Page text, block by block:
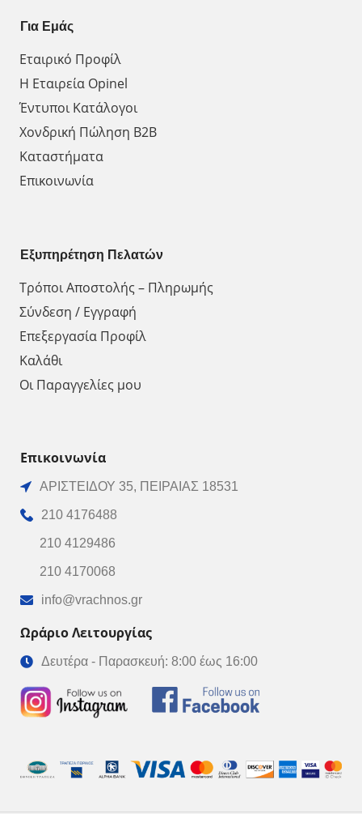
Για Εμάς
Εταιρικό Προφίλ
Η Εταιρεία Opinel
Έντυποι Κατάλογοι
Χονδρική Πώληση Β2Β
Καταστήματα
Επικοινωνία
Εξυπηρέτηση Πελατών
Τρόποι Αποστολής – Πληρωμής
Σύνδεση / Εγγραφή
Επεξεργασία Προφίλ
Καλάθι
Οι Παραγγελίες μου
Επικοινωνία
ΑΡΙΣΤΕΙΔΟΥ 35, ΠΕΙΡΑΙΑΣ 18531
210 4176488
210 4129486
210 4170068
info@vrachnos.gr
Ωράριο Λειτουργίας
Δευτέρα - Παρασκευή: 8:00 έως 16:00